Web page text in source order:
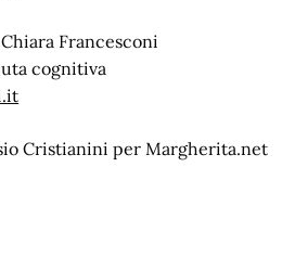
Francesconi
cognitiva
Cristianini per Margherita.net